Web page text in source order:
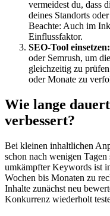
vermeidest du, dass
deines Standorts
Beachte: Auch im
Einflussfaktor.
SEO-Tool einsetzen:
oder Semrush, um
gleichzeitig zu
oder Monate zu
Wie lange
verbessert?
Bei kleinen inhaltlichen
schon nach wenigen
umkämpfter Keywords ist
Wochen bis Monaten zu
Inhalte zunächst neu
Konkurrenz wiederholt